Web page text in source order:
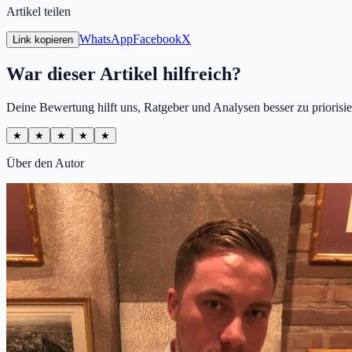
Artikel teilen
Link kopieren WhatsAppFacebookX
War dieser Artikel hilfreich?
Deine Bewertung hilft uns, Ratgeber und Analysen besser zu
★ ★ ★ ★ ★
Über den Autor